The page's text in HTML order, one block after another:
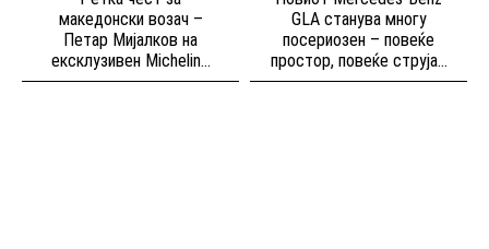
македонски возач –
Петар Мијалков на
ексклузивен Michelin...
GLA станува многу
посериозен – повеќе
простор, повеќе струја...